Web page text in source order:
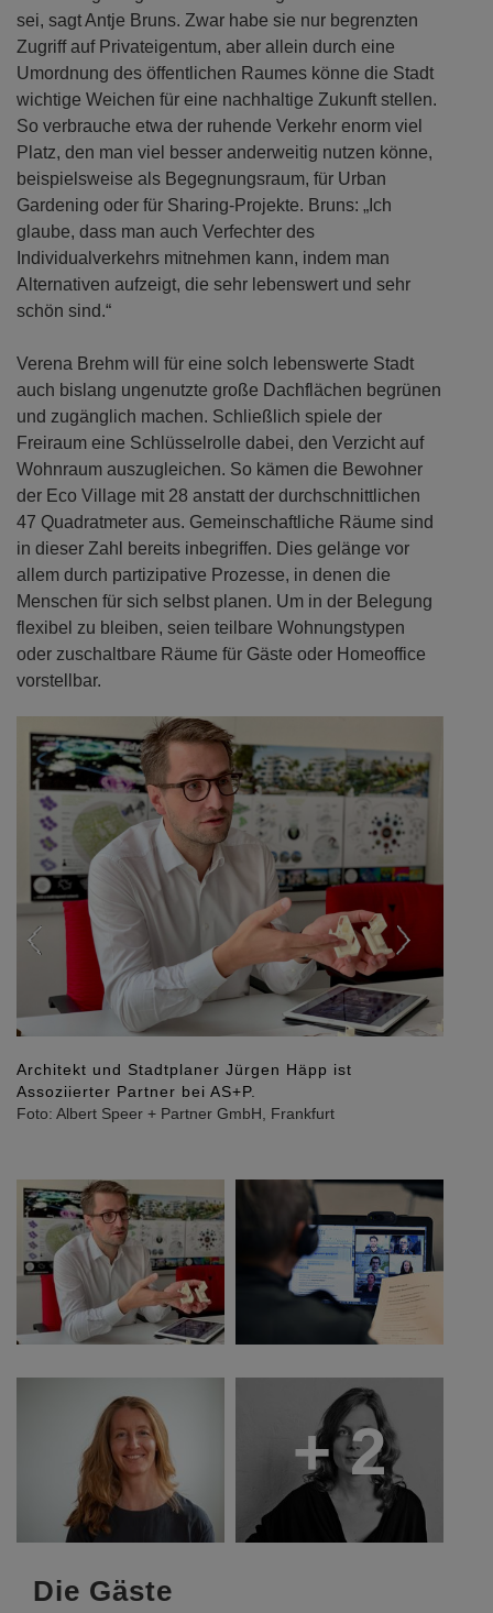
sei, sagt Antje Bruns. Zwar habe sie nur begrenzten
Zugriff auf Privateigentum, aber allein durch eine
Umordnung des öffentlichen Raumes könne die Stadt
wichtige Weichen für eine nachhaltige Zukunft stellen.
So verbrauche etwa der ruhende Verkehr enorm viel
Platz, den man viel besser anderweitig nutzen könne,
beispielsweise als Begegnungsraum, für Urban
Gardening oder für Sharing-Projekte. Bruns: „Ich
glaube, dass man auch Verfechter des
Individualverkehrs mitnehmen kann, indem man
Alternativen aufzeigt, die sehr lebenswert und sehr
schön sind.“
Verena Brehm will für eine solch lebenswerte Stadt
auch bislang ungenutzte große Dachflächen begrünen
und zugänglich machen. Schließlich spiele der
Freiraum eine Schlüsselrolle dabei, den Verzicht auf
Wohnraum auszugleichen. So kämen die Bewohner
der Eco Village mit 28 anstatt der durchschnittlichen
47 Quadratmeter aus. Gemeinschaftliche Räume sind
in dieser Zahl bereits inbegriffen. Dies gelänge vor
allem durch partizipative Prozesse, in denen die
Menschen für sich selbst planen. Um in der Belegung
flexibel zu bleiben, seien teilbare Wohnungstypen
oder zuschaltbare Räume für Gäste oder Homeoffice
vorstellbar.
Architekt und Stadtplaner Jürgen Häpp ist
Assoziierter Partner bei AS+P.
Foto: Albert Speer + Partner GmbH, Frankfurt
Previous
+ 2
Die Gäste